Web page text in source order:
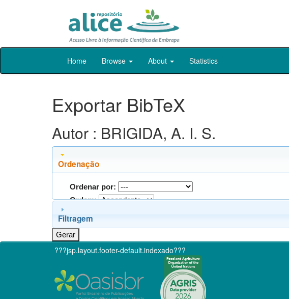
Skip
Home Browse About Statistics
Exportar BibTeX
Autor : BRIGIDA, A. I. S.
Ordenação
Ordenar por:
Ordem:
Filtragem
???jsp.layout.footer-default.indexado???